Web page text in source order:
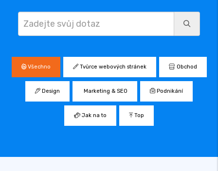
Všechno Tvůrce webových stránek Obchod
Design Marketing & SEO Podnikání
Jak na to Top